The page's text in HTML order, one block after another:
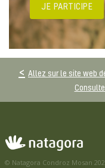
JE PARTICIPE
Allez sur le site web
© Natagora Condroz Mosan